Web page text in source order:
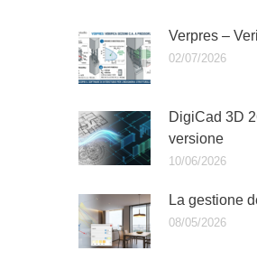
Verpres –
02/07/2026
DigiCad 3D
versione
10/06/2026
La gestione
08/05/2026